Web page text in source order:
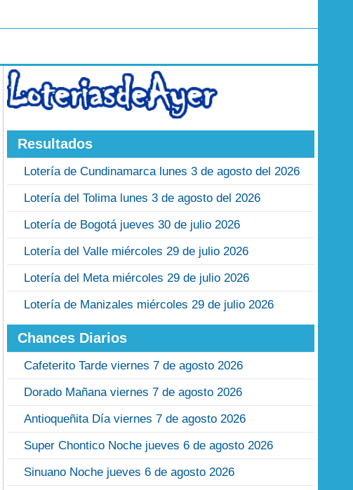
Resultados
Lotería de Cundinamarca lunes 3 de agosto del 2026
Lotería del Tolima lunes 3 de agosto del 2026
Lotería de Bogotá jueves 30 de julio 2026
Lotería del Valle miércoles 29 de julio 2026
Lotería del Meta miércoles 29 de julio 2026
Lotería de Manizales miércoles 29 de julio 2026
Chances Diarios
Cafeterito Tarde viernes 7 de agosto 2026
Dorado Mañana viernes 7 de agosto 2026
Antioqueñita Día viernes 7 de agosto 2026
Super Chontico Noche jueves 6 de agosto 2026
Sinuano Noche jueves 6 de agosto 2026